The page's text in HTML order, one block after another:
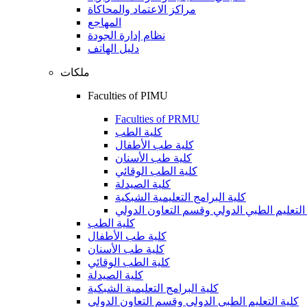
مراكز الاعتماد والمحاكاة
المهاجع
نظام إدارة الجودة
دليل الهاتف
ملكات
Faculties of PIMU
Faculties of PRMU
كلية الطب
كلية طب الأطفال
كلية طب الأسنان
كلية الطب الوقائي
كلية الصيدلة
كلية البرامج التعليمية الشبكية
التعليم الطبي الدولي وقسم التعاون الدولي
كلية الطب
كلية طب الأطفال
كلية طب الأسنان
كلية الطب الوقائي
كلية الصيدلة
كلية البرامج التعليمية الشبكية
كلية التعليم الطبي الدولي وقسم التعاون الدولي